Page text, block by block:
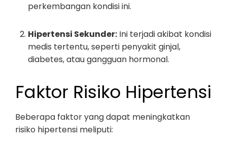
perkembangan kondisi ini.
Hipertensi Sekunder: Ini terjadi akibat kondisi
medis tertentu, seperti penyakit ginjal,
diabetes, atau gangguan hormonal.
Faktor Risiko Hipertensi
Beberapa faktor yang dapat meningkatkan
risiko hipertensi meliputi: